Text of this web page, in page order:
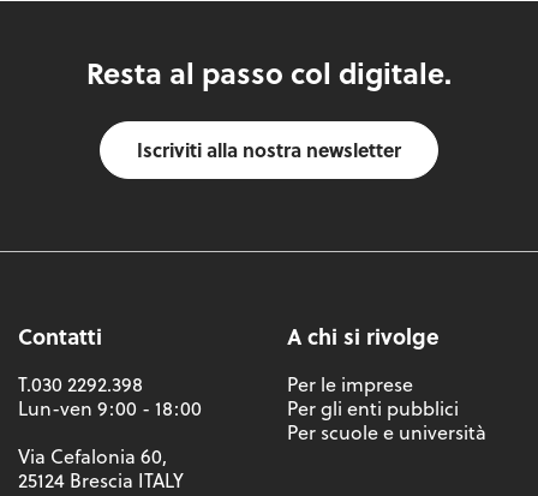
Resta al passo col digitale.
Iscriviti alla nostra newsletter
Contatti
T.030 2292.398
Lun-ven 9:00 - 18:00
Via Cefalonia 60,
25124 Brescia ITALY
A chi si rivolge
Per le imprese
Per gli enti pubblici
Per scuole e università